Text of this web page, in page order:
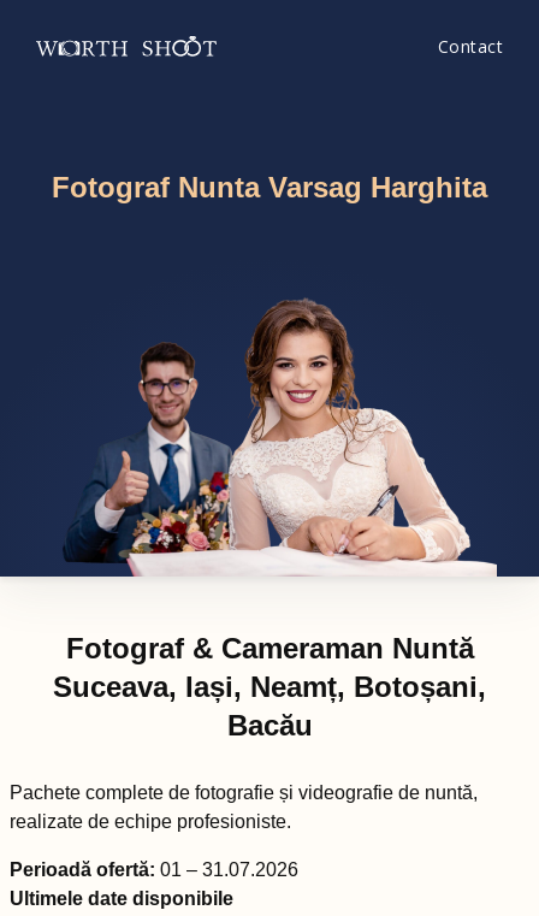
Contact
Fotograf Nunta Varsag Harghita
Fotograf & Cameraman Nuntă
Suceava, Iași, Neamț, Botoșani,
Bacău
Pachete complete de fotografie și videografie de nuntă,
realizate de echipe profesioniste.
Perioadă ofertă: 01 – 31.07.2026
Ultimele date disponibile